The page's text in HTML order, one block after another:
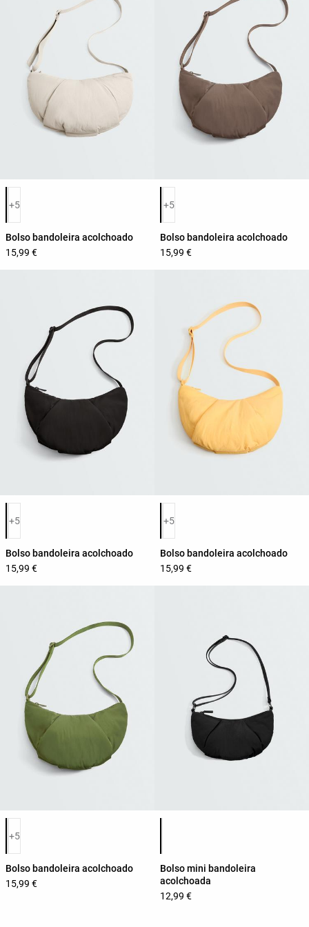
Lista de cores do produto
+5
Bolso bandoleira acolchoado
15,99 €
Lista de cores do produto
+5
Bolso bandoleira acolchoado
15,99 €
Lista de cores do produto
+5
Bolso bandoleira acolchoado
15,99 €
Lista de cores do produto
+5
Bolso bandoleira acolchoado
15,99 €
Lista de cores do produto
+5
Bolso bandoleira acolchoado
15,99 €
Lista de cores do produto
Bolso mini bandoleira
acolchoada
12,99 €